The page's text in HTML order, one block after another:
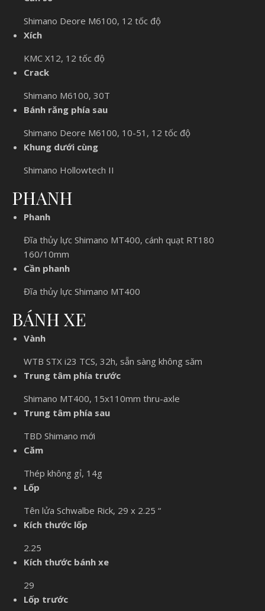
Shimano Deore M6100, 12 tốc độ
Xích
KMC X12, 12 tốc độ
Crack
Shimano M6100, 30T
Bánh răng phía sau
Shimano Deore M6100, 10-51, 12 tốc độ
Khung dưới cùng
Shimano Hollowtech II
PHANH
Phanh
Đĩa thủy lực Shimano MT400, cánh quạt RT180
160/10mm
Cần phanh
Đĩa thủy lực Shimano MT400
BÁNH XE
Vành
WTB STX i23 TCS, 32h, sẵn sàng không săm
Trung tâm phía trước
Shimano MT400, 15x110mm thru-axle
Trung tâm phía sau
TBD Shimano mới
Căm
Thép không gỉ, 14g
Lốp
Tên lửa Schwalbe Rick, 29 x 2.25 “
Kích thước lốp
2.25
Kích thước bánh xe
29
Lốp trước